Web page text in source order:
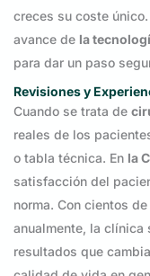
creces su coste
avance de la
para dar un paso
Revisiones y
Cuando se trata de
reales de los
o tabla técnica. En la
satisfacción del
norma. Con cientos
anualmente, la clínica
resultados que